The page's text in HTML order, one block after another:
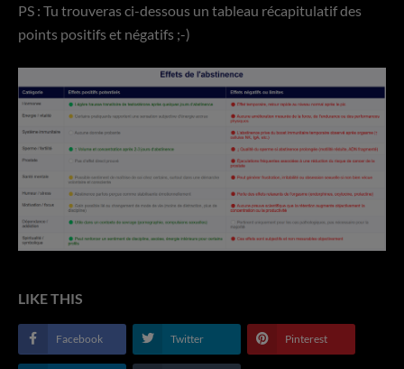
PS : Tu trouveras ci-dessous un tableau récapitulatif des
points positifs et négatifs ;-)
LIKE THIS
Facebook Twitter Pinterest